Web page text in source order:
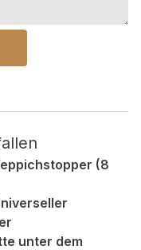
(8
unter dem